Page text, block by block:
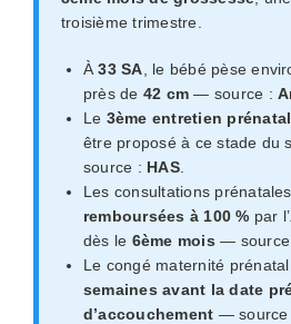
troisième trimestre.
À33 SA , le bébé pèse
près de 42 cm — source :
Le 3ème entretien prénatal
être proposé à ce stade du
source : HAS.
Les consultations
remboursées à 100 % par l’
dès le 6ème mois — source
Le congé maternité
semaines avant la date
d’accouchement —